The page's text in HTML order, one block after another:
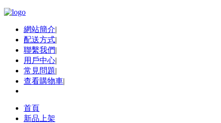
網站簡介|
配送方式|
聯繫我們|
用戶中心|
常見問題|
查看購物車|
首頁
新品上架